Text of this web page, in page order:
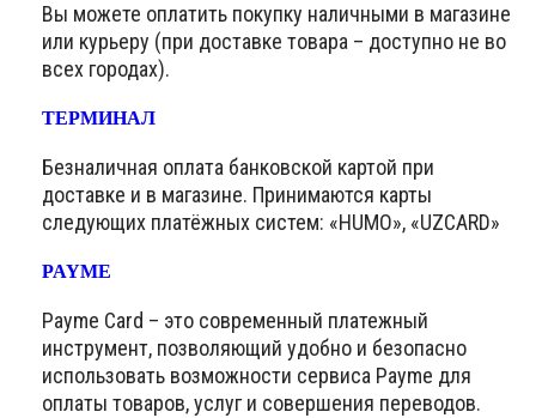
Вы можете оплатить покупку наличными в магазине
или курьеру (при доставке товара – доступно не во
всех городах).
ТЕРМИНАЛ
Безналичная оплата банковской картой при
доставке и в магазине. Принимаются карты
следующих платёжных систем: «HUMO», «UZCARD»
PAYME
Payme Card – это современный платежный
инструмент, позволяющий удобно и безопасно
использовать возможности сервиса Payme для
оплаты товаров, услуг и совершения переводов.